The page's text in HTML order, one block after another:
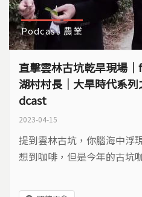
Podcast 農業
直擊雲林古坑乾旱現場
湖村村長｜大旱時代系
dcast
2023-04-15
提到雲林古坑，你腦海中浮
想到咖啡，但是今年的古坑